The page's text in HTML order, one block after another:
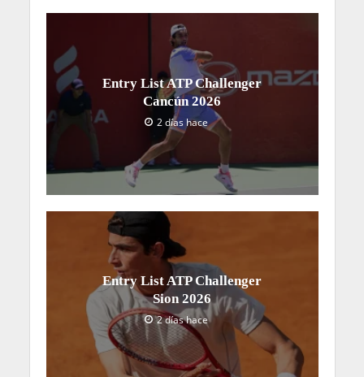
Entry List ATP Challenger
Cancún 2026
2 días hace
Entry List ATP Challenger
Sion 2026
2 días hace